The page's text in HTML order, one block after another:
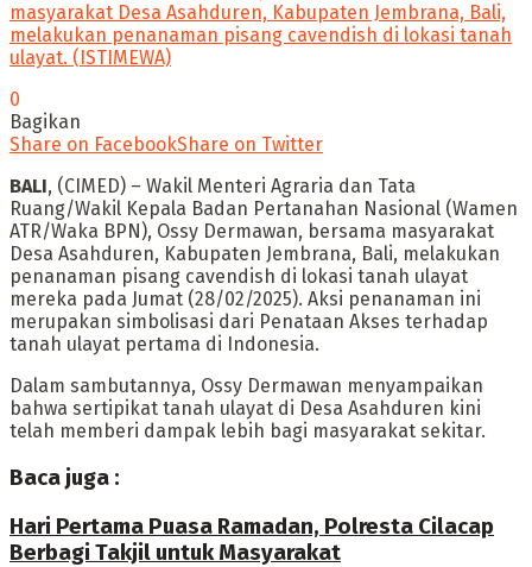
masyarakat Desa Asahduren, Kabupaten Jembrana, Bali,
melakukan penanaman pisang cavendish di lokasi tanah
ulayat. (ISTIMEWA)
0
Bagikan
Share on FacebookShare on Twitter
BALI, (CIMED) – Wakil Menteri Agraria dan Tata
Ruang/Wakil Kepala Badan Pertanahan Nasional (Wamen
ATR/Waka BPN), Ossy Dermawan, bersama masyarakat
Desa Asahduren, Kabupaten Jembrana, Bali, melakukan
penanaman pisang cavendish di lokasi tanah ulayat
mereka pada Jumat (28/02/2025). Aksi penanaman ini
merupakan simbolisasi dari Penataan Akses terhadap
tanah ulayat pertama di Indonesia.
Dalam sambutannya, Ossy Dermawan menyampaikan
bahwa sertipikat tanah ulayat di Desa Asahduren kini
telah memberi dampak lebih bagi masyarakat sekitar.
Baca juga :
Hari Pertama Puasa Ramadan, Polresta Cilacap
Berbagi Takjil untuk Masyarakat